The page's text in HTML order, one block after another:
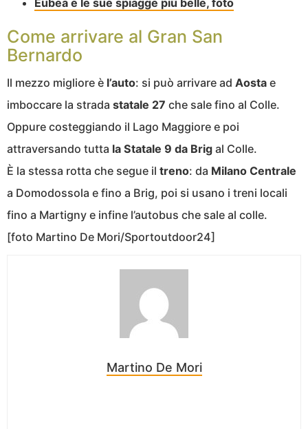
Come arrivare al Gran San
Bernardo
Il mezzo migliore è l’auto: si può arrivare ad Aosta e
imboccare la strada statale 27 che sale fino al Colle.
Oppure costeggiando il Lago Maggiore e poi
attraversando tutta la Statale 9 da Brig al Colle.
È la stessa rotta che segue il treno: da Milano Centrale
a Domodossola e fino a Brig, poi si usano i treni locali
fino a Martigny e infine l’autobus che sale al colle.
[foto Martino De Mori/Sportoutdoor24]
Martino De Mori